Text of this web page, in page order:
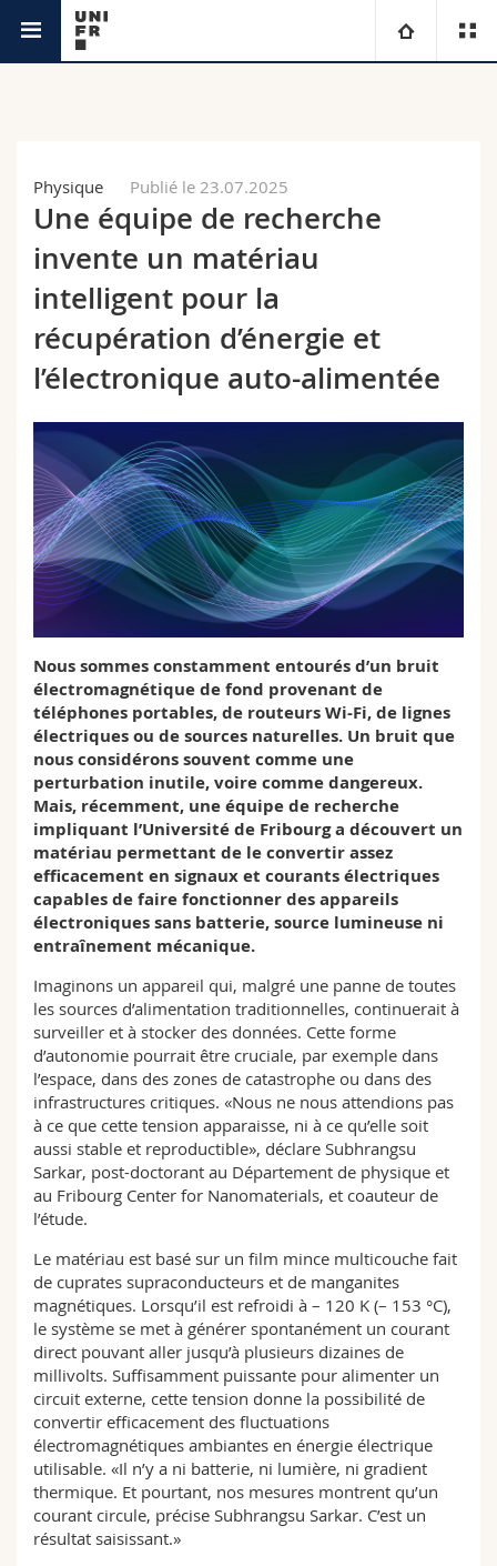
Campus
Recherche
Université
Formation continue
Théologie
Droit
Sciences économiques et sociales et management
Lettres et sciences humaines
Sciences de l'éducation et de la formation
Sciences et médecine
Interfacultaire
Vous êtes
Futurs étudiants
Etudiants
Médias
Chercheurs
Collaborateurs
Doctorants
Ressources
Annuaire du personnel
Plan d'accès
Bibliothèques
Webmail
Programme des cours
MyUnifr
Physique Publié le 23.07.2025
Une équipe de recherche
invente un matériau
intelligent pour la
récupération d’énergie et
l’électronique auto-alimentée
Nous sommes constamment entourés d’un bruit
électromagnétique de fond provenant de
téléphones portables, de routeurs Wi-Fi, de lignes
électriques ou de sources naturelles. Un bruit que
nous considérons souvent comme une
perturbation inutile, voire comme dangereux.
Mais, récemment, une équipe de recherche
impliquant l’Université de Fribourg a découvert un
matériau permettant de le convertir assez
efficacement en signaux et courants électriques
capables de faire fonctionner des appareils
électroniques sans batterie, source lumineuse ni
entraînement mécanique.
Imaginons un appareil qui, malgré une panne de toutes
les sources d’alimentation traditionnelles, continuerait à
surveiller et à stocker des données. Cette forme
d’autonomie pourrait être cruciale, par exemple dans
l’espace, dans des zones de catastrophe ou dans des
infrastructures critiques. «Nous ne nous attendions pas
à ce que cette tension apparaisse, ni à ce qu’elle soit
aussi stable et reproductible», déclare Subhrangsu
Sarkar, post-doctorant au Département de physique et
au Fribourg Center for Nanomaterials, et coauteur de
l’étude.
Le matériau est basé sur un film mince multicouche fait
de cuprates supraconducteurs et de manganites
magnétiques. Lorsqu’il est refroidi à – 120 K (– 153 °C),
le système se met à générer spontanément un courant
direct pouvant aller jusqu’à plusieurs dizaines de
millivolts. Suffisamment puissante pour alimenter un
circuit externe, cette tension donne la possibilité de
convertir efficacement des fluctuations
électromagnétiques ambiantes en énergie électrique
utilisable. «Il n’y a ni batterie, ni lumière, ni gradient
thermique. Et pourtant, nos mesures montrent qu’un
courant circule, précise Subhrangsu Sarkar. C’est un
résultat saisissant.»